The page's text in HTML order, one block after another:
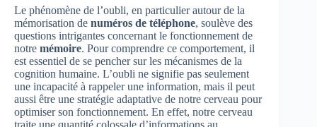
Le phénomène de l’oubli, en particulier autour de la
mémorisation de numéros de téléphone, soulève des
questions intrigantes concernant le fonctionnement de
notre mémoire. Pour comprendre ce comportement, il
est essentiel de se pencher sur les mécanismes de la
cognition humaine. L’oubli ne signifie pas seulement
une incapacité à rappeler une information, mais il peut
aussi être une stratégie adaptative de notre cerveau pour
optimiser son fonctionnement. En effet, notre cerveau